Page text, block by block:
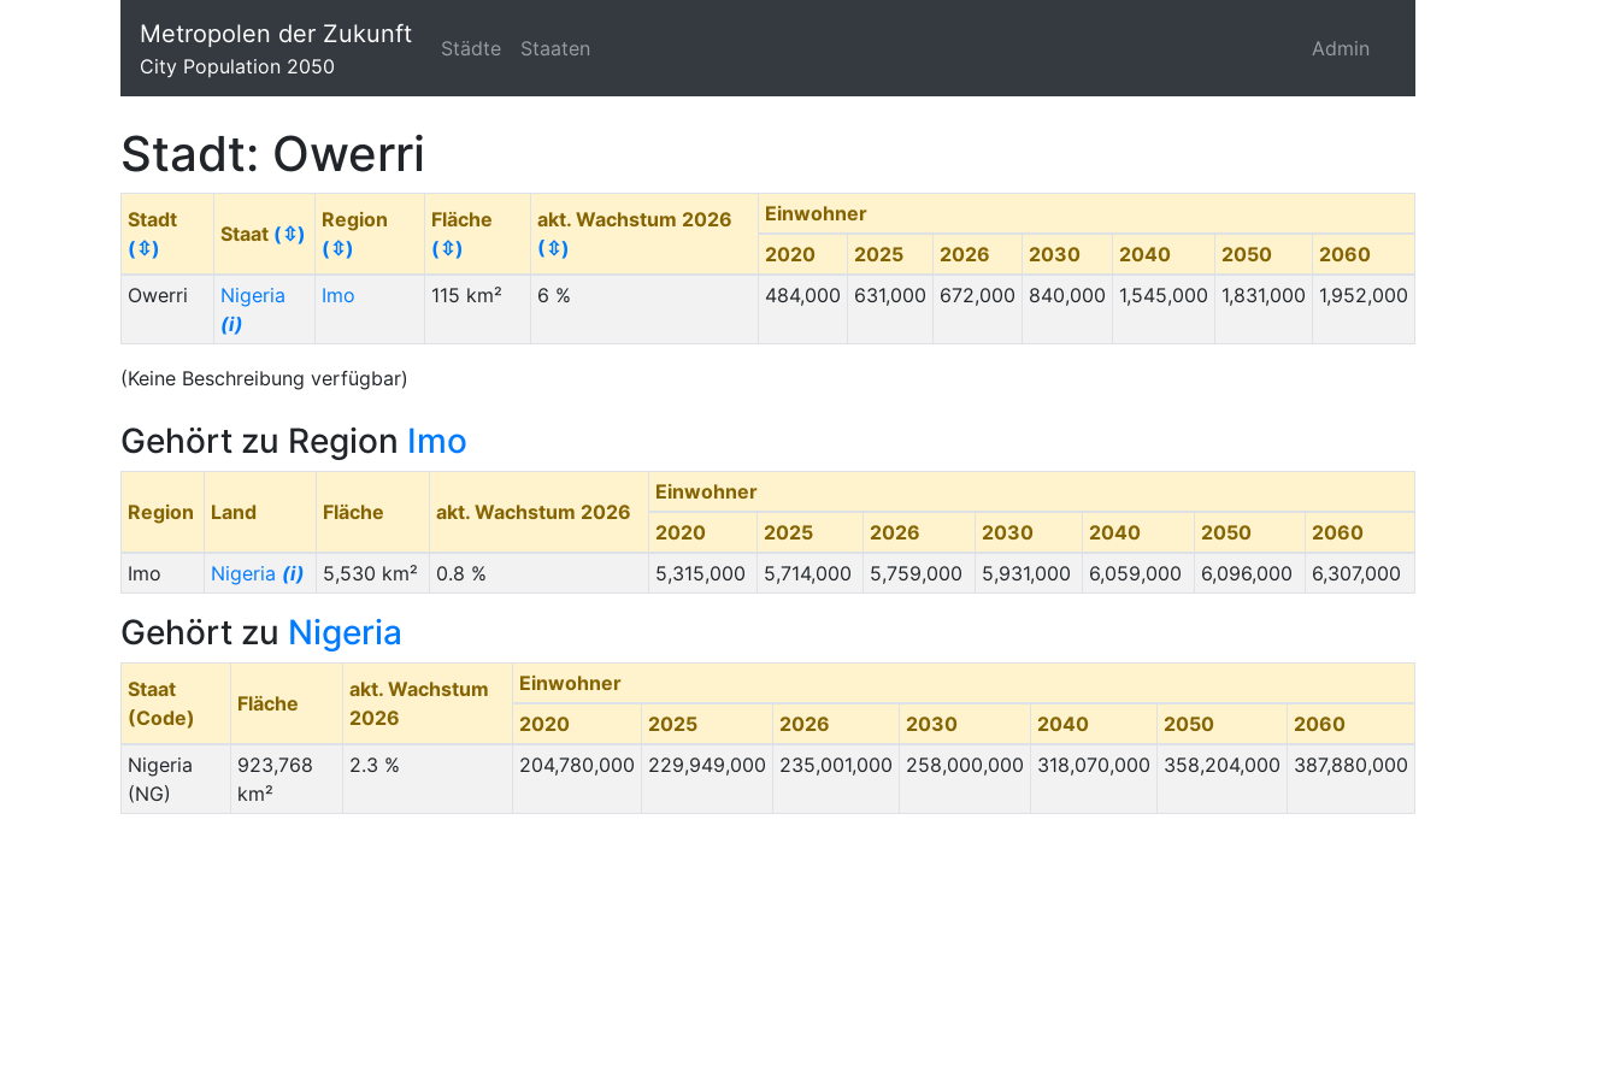
Metropolen der Zukunft
City Population 2050
Städte Staaten Admin
Stadt: Owerri
Stadt
(⇳)
Staat (⇳)
Region
(⇳)
Fläche
(⇳)
akt. Wachstum 2026
(⇳)
Einwohner
2020
2025 2026 2030 2040 2050
2060
Owerri
Nigeria
(i)
Imo 115 km² 6 % 484,000 631,000 672,000 840,000 1,545,000 1,831,000 1,952,000
(Keine Beschreibung verfügbar)
Gehört zu Region Imo
Region Land Fläche akt. Wachstum 2026
Einwohner
2020
2025 2026 2030 2040 2050
2060
Imo
Nigeria (i) 5,530 km² 0.8 % 5,315,000 5,714,000 5,759,000 5,931,000 6,059,000 6,096,000 6,307,000
Gehört zu Nigeria
Staat
(Code)
Fläche
akt. Wachstum
2026
Einwohner
2020
2025 2026 2030 2040 2050
2060
Nigeria
(NG)
923,768
km²
2.3 % 204,780,000 229,949,000 235,001,000 258,000,000 318,070,000 358,204,000 387,880,000